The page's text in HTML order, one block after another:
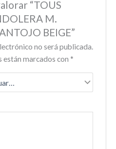
“TOUS
M.
BEIGE”
no será publicada.
marcados con *